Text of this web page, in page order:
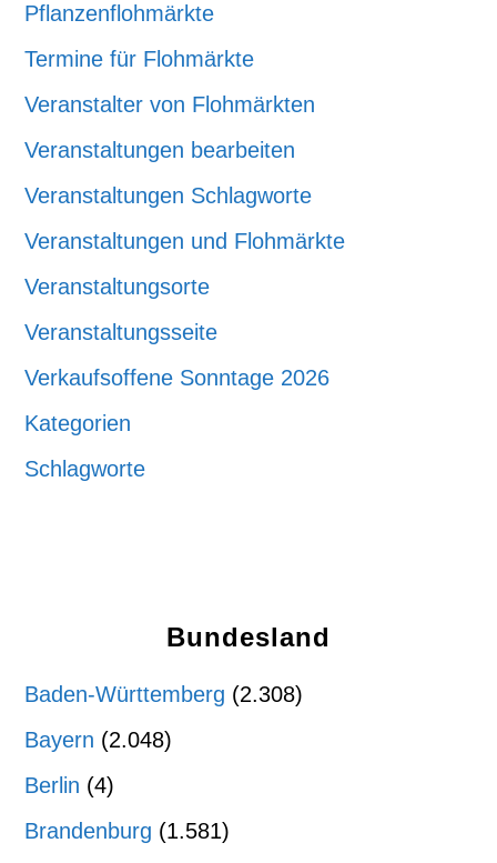
Pflanzenflohmärkte
Termine für Flohmärkte
Veranstalter von Flohmärkten
Veranstaltungen bearbeiten
Veranstaltungen Schlagworte
Veranstaltungen und Flohmärkte
Veranstaltungsorte
Veranstaltungsseite
Verkaufsoffene Sonntage 2026
Kategorien
Schlagworte
Bundesland
Baden-Württemberg (2.308)
Bayern (2.048)
Berlin (4)
Brandenburg (1.581)